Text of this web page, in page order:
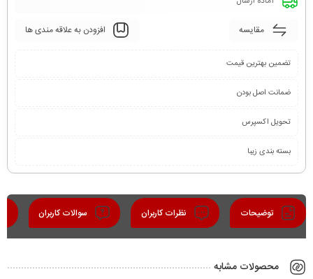
مقایسه افزودن به علاقه مندی ها
تضمین بهترین قیمت
ضمانت اصل بودن
تحویل اکسپرس
بسته بندی زیبا
توضیحات نظرات کاربران سوالات کاربران
محصولات مشابه